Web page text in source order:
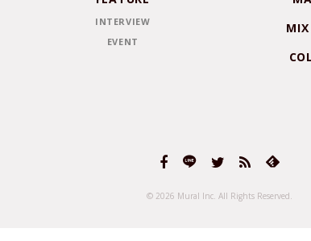
INTERVIEW
EVENT
© 2026 Mural Inc. All Rights Reserved.